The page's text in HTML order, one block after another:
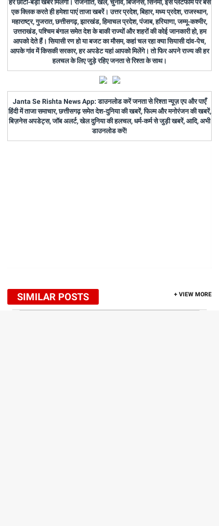
हर छोटी-बड़ी खबर मिलेगी। राजनीति, खेल, चुनाव, बिजनेस, सिनेमा, इस प्लैटफॉर्म पर बस
एक क्लिक करते ही हमेशा पाएं ताजा खबरें। उत्तर प्रदेश, बिहार, मध्य प्रदेश, राजस्थान,
महाराष्ट्र, गुजरात, छत्तीसगढ़, झारखंड, हिमाचल प्रदेश, पंजाब, हरियाणा, जम्मू-कश्मीर,
उत्तराखंड, पश्चिम बंगाल समेत देश के बाकी राज्यों और शहरों की कोई जानकारी हो, हम
आपको देते हैं। सियासी रण हो या बजट का मौसम, कहां चल रहा क्या सियासी दांव-पेच,
आपके गांव में किसकी सरकार, हर अपडेट यहां आपको मिलेंगे। तो फिर अपने राज्य की हर
हलचल के लिए जुड़े रहिए जनता से रिश्ता के साथ।
Janta Se Rishta News App: डाउनलोड करें जनता से रिश्ता न्यूज़ एप और पाएँ
हिंदी में ताजा समाचार, छत्तीसगढ़ समेत देश-दुनिया की खबरें, फिल्म और मनोरंजन की खबरें,
बिज़नेस अपडेट्स, जॉब अलर्ट, खेल दुनिया की हलचल, धर्म-कर्म से जुड़ी खबरें, आदि, अभी
डाउनलोड करें!
SIMILAR POSTS + VIEW MORE